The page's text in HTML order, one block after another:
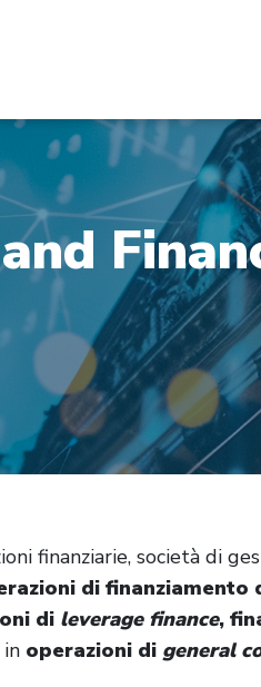
finanziarie, società di
di finanziamento
di leverage finance,
operazioni di general